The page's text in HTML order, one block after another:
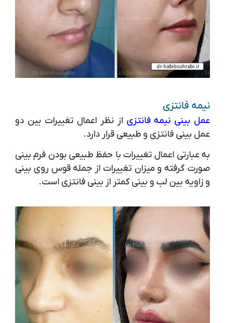
نیمه فانتزی
عمل بینی نیمه فانتزیاز نظر اعمال تغییرات بین دو
عمل بینی فانتزی و طبیعی قرار دارد.
به عبارتی اعمال تغییرات با حفظ طبیعی بودن فرم بینی
صورت گرفته و میزان تغییرات از جمله قوس روی بینی
و زاویه بین لب و بینی کمتر از بینی فانتزی است.